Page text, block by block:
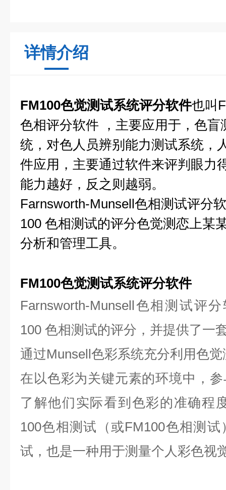
详情介绍
FM100色觉测试系统评分软件也叫
色相评分软件 ，主要应用于，色
统，对色人员辨别能力测试系统，
件应用，主要通过软件来评判眼力
能力越好，反之则越弱。
Farnsworth-Munsell色相测试评分
100 色相测试的评分色觉测恋上某
分析和管理工具。
FM100色觉测试系统评分软件
Farnsworth-Munsell色相测试评
100 色相测试的评分，并提供了一
通过Munsell色彩系统充分利用色觉
在以色彩为关键元素的环境中，
了解他们实际看到色彩的准确程
100色相测试（或FM100色相测
试，也是一种用于测量个人彩色视